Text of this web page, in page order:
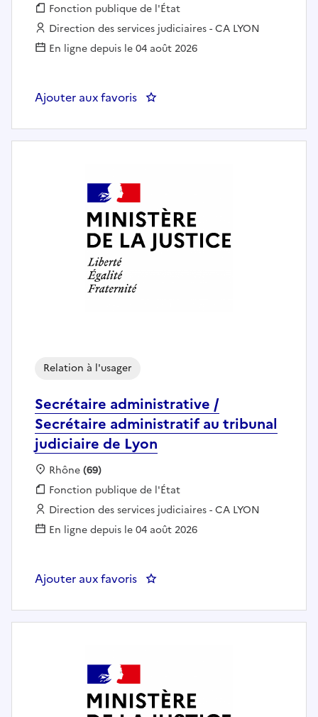
Fonction publique :
Fonction publique de l'État
Employeur :
Direction des services judiciaires - CA LYON
En ligne depuis le 04 août 2026
Ajouter aux favoris : Secrétaire administratif(ve)
Secrétaire administrative /
Secrétaire administratif au tribunal
judiciaire de Lyon
Relation à l'usager
Localisation :
Rhône(69)
Fonction publique :
Fonction publique de l'État
Employeur :
Direction des services judiciaires - CA LYON
En ligne depuis le 04 août 2026
Ajouter aux favoris : Secrétaire administrative /